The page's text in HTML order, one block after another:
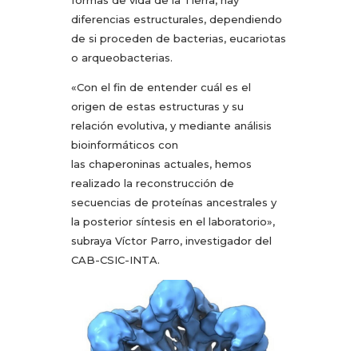
diferencias estructurales, dependiendo
de si proceden de bacterias, eucariotas
o arqueobacterias.
«Con el fin de entender cuál es el
origen de estas estructuras y su
relación evolutiva, y mediante análisis
bioinformáticos con
las chaperoninas actuales, hemos
realizado la reconstrucción de
secuencias de proteínas ancestrales y
la posterior síntesis en el laboratorio»,
subraya Víctor Parro, investigador del
CAB-CSIC-INTA.